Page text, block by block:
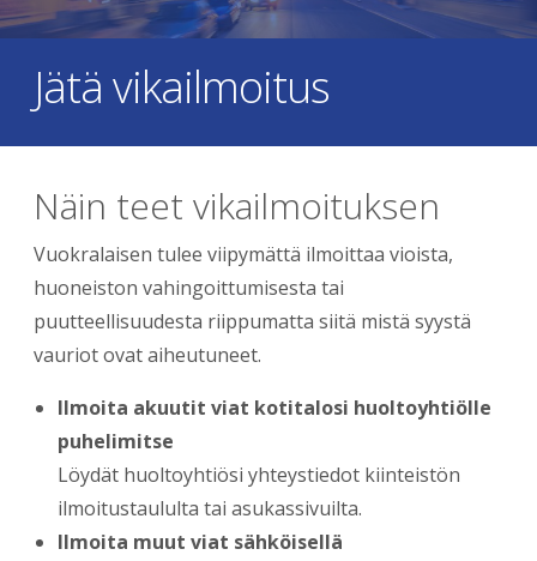
Jätä vikailmoitus
Näin teet vikailmoituksen
Vuokralaisen tulee viipymättä ilmoittaa vioista,
huoneiston vahingoittumisesta tai
puutteellisuudesta riippumatta siitä mistä syystä
vauriot ovat aiheutuneet.
Ilmoita akuutit viat kotitalosi huoltoyhtiölle
puhelimitse
Löydät huoltoyhtiösi yhteystiedot kiinteistön
ilmoitustaululta tai asukassivuilta.
Ilmoita muut viat sähköisellä